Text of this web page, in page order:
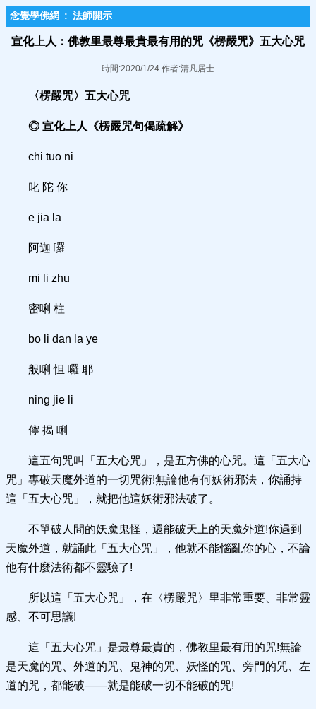
念覺學佛網 : 法師開示
宣化上人：佛教里最尊最貴最有用的咒《楞嚴咒》五大心咒
時間:2020/1/24 作者:清凡居士
〈楞嚴咒〉五大心咒
◎ 宣化上人《楞嚴咒句偈疏解》
chi tuo ni
叱 陀 你
e jia la
阿迦 囉
mi li zhu
密唎 柱
bo li dan la ye
般唎 怛 囉 耶
ning jie li
儜 揭 唎
這五句咒叫「五大心咒」，是五方佛的心咒。這「五大心
咒」專破天魔外道的一切咒術!無論他有何妖術邪法，你誦持
這「五大心咒」，就把他這妖術邪法破了。
不單破人間的妖魔鬼怪，還能破天上的天魔外道!你遇到
天魔外道，就誦此「五大心咒」，他就不能惱亂你的心，不論
他有什麼法術都不靈驗了!
所以這「五大心咒」，在〈楞嚴咒〉里非常重要、非常靈
感、不可思議!
這「五大心咒」是最尊最貴的，佛教里最有用的咒!無論
是天魔的咒、外道的咒、鬼神的咒、妖怪的咒、旁門的咒、左
道的咒，都能破——就是能破一切不能破的咒!